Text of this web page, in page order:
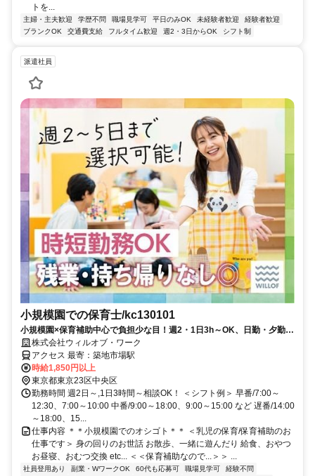
トを...
主婦・主夫歓迎 学歴不問 職場見学可 平日のみOK 未経験者歓迎
経験者歓迎
ブランクOK
交通費支給 フルタイム歓迎 週2・3日からOK シフト制
派遣社員
小規模園での保育士/kc130101
小規模園×保育補助中心で負担少な目！週2・1日3h～OK、日勤・夕勤等
の選択可！ミドルシニアも
株式会社ウィルオブ・ワーク
アクセス 最寄：築地市場駅
時給1,850円以上
東京都東京23区中央区
勤務時間 週2日～,1日3時間～相談OK！ ＜シフト例＞ 早番/7:00～
12:30、7:00～10:00 中番/9:00～18:00、9:00～15:00 など 遅番/14:00
～18:00、15...
仕事内容 ＊＊小規模園でのオシゴト＊＊ ＜乳児の保育/保育補助のお
仕事です＞ 身の回りのお世話 お散歩、一緒に遊んだり 給食、おやつ
お昼寝、おむつ交換 etc... ＜＜保育補助なので...＞＞ ...
社員登用あり 副業・WワークOK 60代も応募可 職場見学可
経験不問